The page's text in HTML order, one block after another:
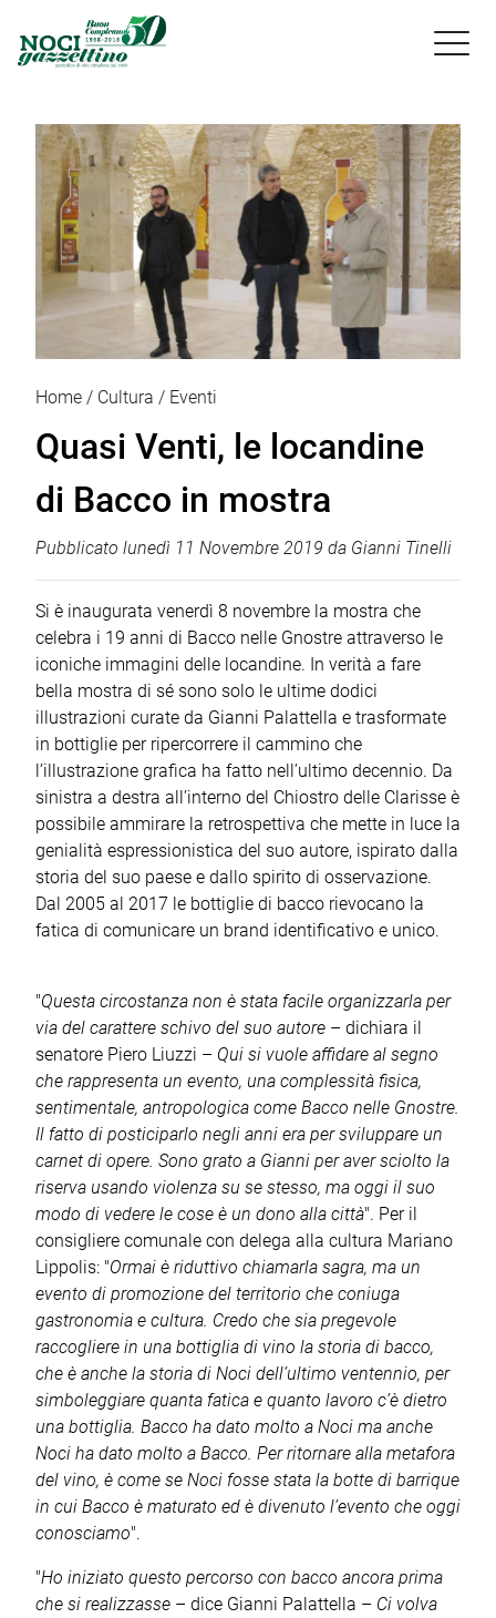

Home Cultura Eventi
Quasi Venti, le locandine
di Bacco in mostra
Pubblicato lunedì 11 Novembre 2019 da Gianni Tinelli
Si è inaugurata venerdì 8 novembre la mostra che
celebra i 19 anni di Bacco nelle Gnostre attraverso le
iconiche immagini delle locandine. In verità a fare
bella mostra di sé sono solo le ultime dodici
illustrazioni curate da Gianni Palattella e trasformate
in bottiglie per ripercorrere il cammino che
l’illustrazione grafica ha fatto nell’ultimo decennio. Da
sinistra a destra all’interno del Chiostro delle Clarisse è
possibile ammirare la retrospettiva che mette in luce la
genialità espressionistica del suo autore, ispirato dalla
storia del suo paese e dallo spirito di osservazione.
Dal 2005 al 2017 le bottiglie di bacco rievocano la
fatica di comunicare un brand identificativo e unico.
"Questa circostanza non è stata facile organizzarla per
via del carattere schivo del suo autore – dichiara il
senatore Piero Liuzzi – Qui si vuole affidare al segno
che rappresenta un evento, una complessità fisica,
sentimentale, antropologica come Bacco nelle Gnostre.
Il fatto di posticiparlo negli anni era per sviluppare un
carnet di opere. Sono grato a Gianni per aver sciolto la
riserva usando violenza su se stesso, ma oggi il suo
modo di vedere le cose è un dono alla città". Per il
consigliere comunale con delega alla cultura Mariano
Lippolis: "Ormai è riduttivo chiamarla sagra, ma un
evento di promozione del territorio che coniuga
gastronomia e cultura. Credo che sia pregevole
raccogliere in una bottiglia di vino la storia di bacco,
che è anche la storia di Noci dell’ultimo ventennio, per
simboleggiare quanta fatica e quanto lavoro c’è dietro
una bottiglia. Bacco ha dato molto a Noci ma anche
Noci ha dato molto a Bacco. Per ritornare alla metafora
del vino, è come se Noci fosse stata la botte di barrique
in cui Bacco è maturato ed è divenuto l’evento che oggi
conosciamo".
"Ho iniziato questo percorso con bacco ancora prima
che si realizzasse – dice Gianni Palattella – Ci volva